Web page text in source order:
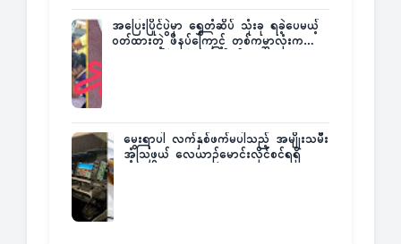
အပြေးပြိုင်ပွဲမှာ ရွှေတံဆိပ် သုံးခု ရခဲ့ပေမယ့်
ဝတ်ထားတဲ့ ဖိနပ်ကြောင့် တစ်ကမ္ဘာလုံးက
မွေးရာပါ လက်နှစ်ဖက်မပါသည့် အမျိုးသမီး
အံ့သြဖွယ် လေယာဉ်မောင်းလိုင်စင်ရရှိ